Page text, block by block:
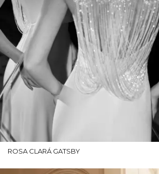
ROSA CLARÁ GATSBY